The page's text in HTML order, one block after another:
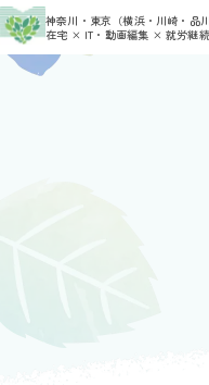
神奈川・東京（横浜・川崎・品川
在宅 × IT・動画編集 × 就労継
HOME > 利用者さんの日